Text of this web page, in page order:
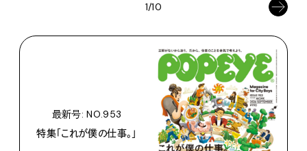
1/10
最新号: NO.953
特集「これが僕の仕事。」